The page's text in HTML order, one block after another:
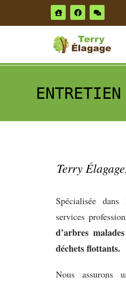
Terry
Spécialisée dans
services
d’arbres
déchets flottants.
Nous assurons